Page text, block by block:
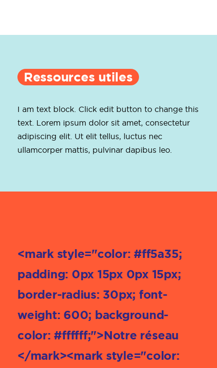
Ressources utiles
I am text block. Click edit button to change this
text. Lorem ipsum dolor sit amet, consectetur
adipiscing elit. Ut elit tellus, luctus nec
ullamcorper mattis, pulvinar dapibus leo.
<mark style="color: #ff5a35;
padding: 0px 15px 0px 15px;
border-radius: 30px; font-
weight: 600; background-
color: #ffffff;">Notre réseau
</mark><mark style="color: